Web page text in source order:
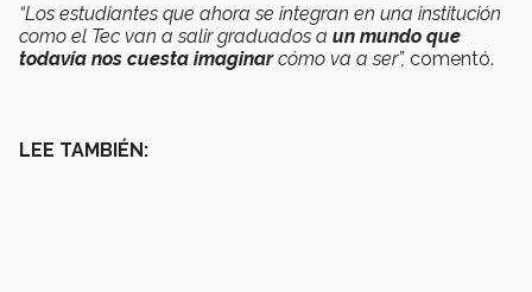
“Los estudiantes que ahora se integran en una institución
como el Tec van a salir graduados a un mundo que
todavía nos cuesta imaginarcómo va a ser”, comentó.
LEE TAMBIÉN: